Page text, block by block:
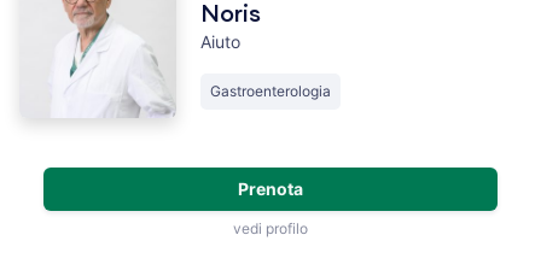
Noris
Aiuto
Gastroenterologia
Prenota
vedi profilo